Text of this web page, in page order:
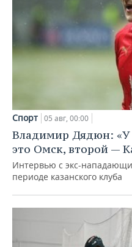
Спорт 05 авг, 00:00
Владимир Дядюн:
это Омск, второй —
Интервью с экс-
периоде казанского клуба